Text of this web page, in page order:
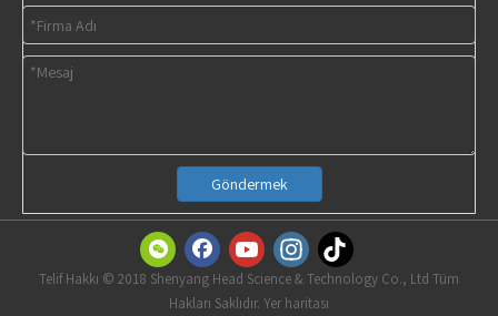
Göndermek
Telif Hakkı © 2018 Shenyang Head Science & Technology Co., Ltd Tüm
Hakları Saklıdır. Yer haritası